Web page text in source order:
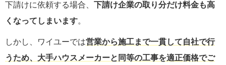
下請けに依頼する場合、 下請け企業の取り分だけ料金も高
くなってしまいます。
しかし、ワイユーでは営業から施工まで一貫して自社で行
うため、大手ハウスメーカーと同等の工事を適正価格でご